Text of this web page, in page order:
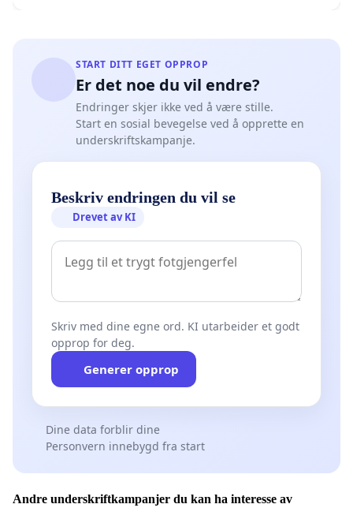
START DITT EGET OPPROP
Er det noe du vil endre?
Endringer skjer ikke ved å være stille.
Start en sosial bevegelse ved å opprette en
underskriftskampanje.
Beskriv endringen du vil se
Drevet av KI
Skriv med dine egne ord. KI utarbeider et godt
opprop for deg.
Generer opprop
Dine data forblir dine
Personvern innebygd fra start
Andre underskriftkampanjer du kan ha interesse av